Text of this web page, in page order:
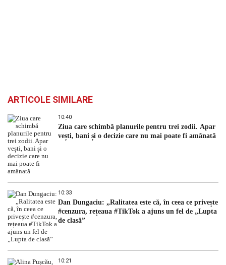
ARTICOLE SIMILARE
10:40
Ziua care schimbă planurile pentru trei zodii. Apar
vești, bani și o decizie care nu mai poate fi amânată
10:33
Dan Dungaciu: „Ralitatea este că, în ceea ce privește
#cenzura, rețeaua #TikTok a ajuns un fel de „Lupta
de clasă”
10:21